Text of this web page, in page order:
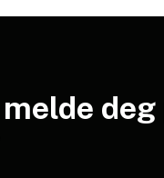
melde deg